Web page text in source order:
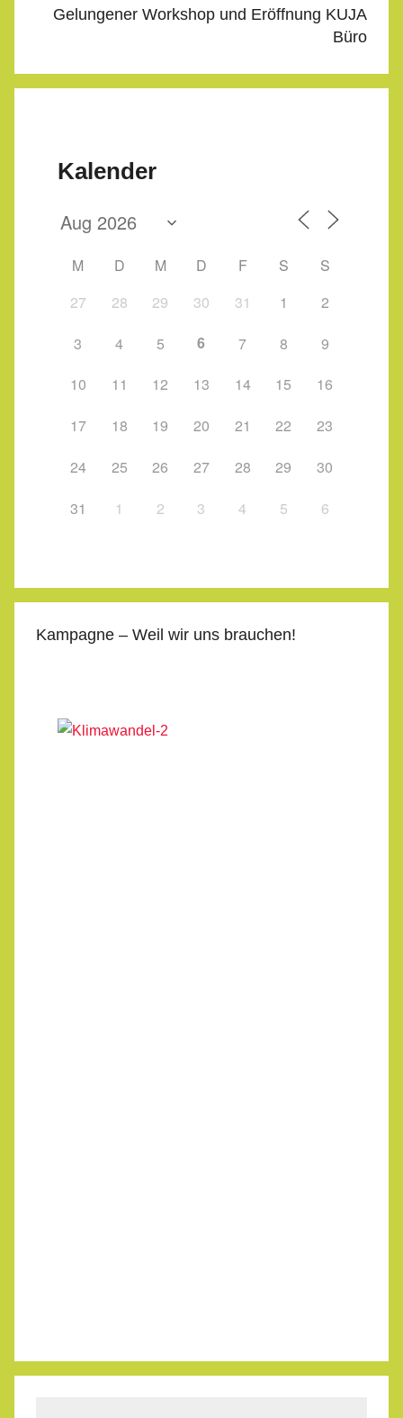
Gelungener Workshop und Eröffnung KUJA
Büro
Kalender
M D M D F S
S
27
28 29 30 31 1
2
3
4 5 6 7 8
9
10
11 12 13 14 15
16
17
18 19 20 21 22
23
24
25 26 27 28 29
30
31
1 2 3 4 5 6
Kampagne – Weil wir uns brauchen!